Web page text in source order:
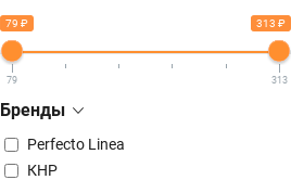
79 ₽ 313 ₽
79 313
Бренды
Perfecto Linea
КНР